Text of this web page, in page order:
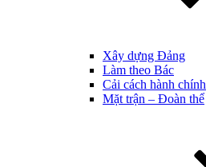
Xây dựng Đảng
Làm theo Bác
Cải cách hành chính
Mặt trận – Đoàn thể